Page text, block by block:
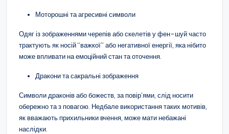
Моторошні та агресивні символи
Одяг із зображеннями черепів або скелетів у фен-шуй часто
трактують як носій “важкої” або негативної енергії, яка нібито
може впливати на емоційний стан та оточення.
Дракони та сакральні зображення
Символи драконів або божеств, за повір’ями, слід носити
обережно та з повагою. Недбале використання таких мотивів,
як вважають прихильники вчення, може мати небажані
наслідки.